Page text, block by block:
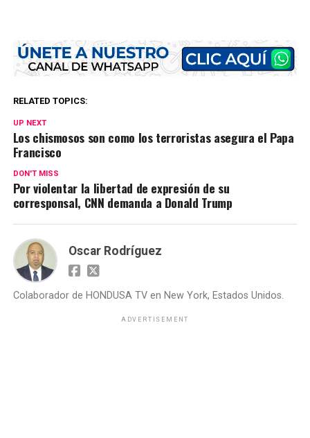
RELATED TOPICS:
UP NEXT
Los chismosos son como los terroristas asegura el Papa
Francisco
DON'T MISS
Por violentar la libertad de expresión de su
corresponsal, CNN demanda a Donald Trump
Oscar Rodríguez
Colaborador de HONDUSA TV en New York, Estados Unidos.
ADVERTISEMENT